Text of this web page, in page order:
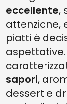
eccellente,
attenzione,
piatti è
sapori,
dessert e